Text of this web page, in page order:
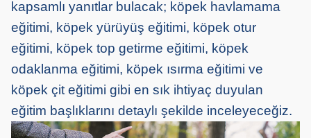
kapsamlı yanıtlar bulacak; köpek havlamama
eğitimi, köpek yürüyüş eğitimi, köpek otur
eğitimi, köpek top getirme eğitimi, köpek
odaklanma eğitimi, köpek ısırma eğitimi ve
köpek çit eğitimi gibi en sık ihtiyaç duyulan
eğitim başlıklarını detaylı şekilde inceleyeceğiz.